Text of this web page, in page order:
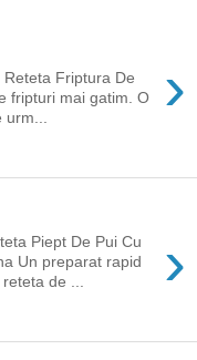
›
Friptura De
fripturi mai gatim. O
›
Piept De Pui Cu
Un preparat rapid
de ...